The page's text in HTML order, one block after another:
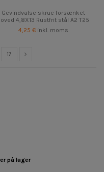
Gevindvalse skrue forsænket
4,8X13 Rustfrit stål A2 T25
4,25 € inkl. moms
17
på lager